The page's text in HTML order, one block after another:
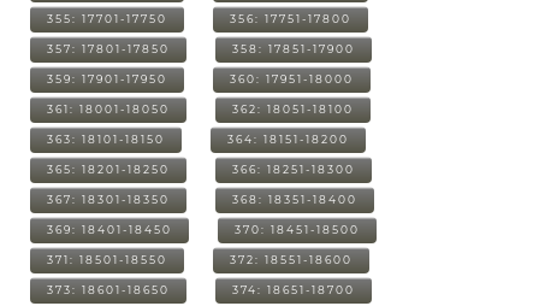
355: 17701-17750 356: 17751-17800
357: 17801-17850 358: 17851-17900
359: 17901-17950 360: 17951-18000
361: 18001-18050 362: 18051-18100
363: 18101-18150 364: 18151-18200
365: 18201-18250 366: 18251-18300
367: 18301-18350 368: 18351-18400
369: 18401-18450 370: 18451-18500
371: 18501-18550 372: 18551-18600
373: 18601-18650 374: 18651-18700